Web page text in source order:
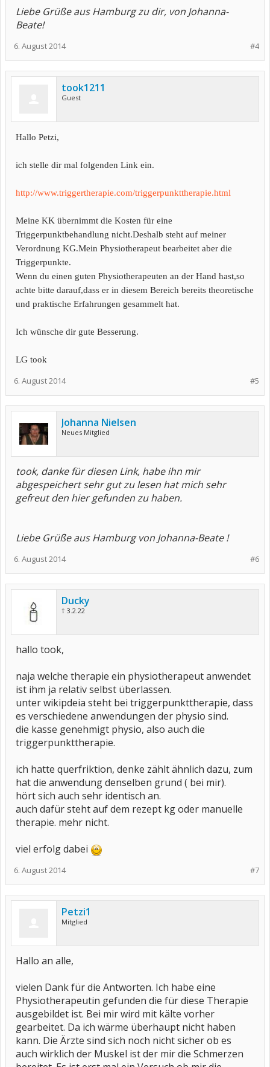
Liebe Grüße aus Hamburg zu dir, von Johanna-
Beate!
#4
6. August 2014
took1211
Guest
Hallo Petzi,
ich stelle dir mal folgenden Link ein.
http://www.triggertherapie.com/triggerpunkttherapie.html
Meine KK übernimmt die Kosten für eine
Triggerpunktbehandlung nicht.Deshalb steht auf meiner
Verordnung KG.Mein Physiotherapeut bearbeitet aber die
Triggerpunkte.
Wenn du einen guten Physiotherapeuten an der Hand hast,so
achte bitte darauf,dass er in diesem Bereich bereits theoretische
und praktische Erfahrungen gesammelt hat.
Ich wünsche dir gute Besserung.
LG took
#5
6. August 2014
Johanna Nielsen
Neues Mitglied
took, danke für diesen Link, habe ihn mir
abgespeichert sehr gut zu lesen hat mich sehr
gefreut den hier gefunden zu haben.
Liebe Grüße aus Hamburg von Johanna-Beate !
#6
6. August 2014
Ducky
† 3.2.22
hallo took,
naja welche therapie ein physiotherapeut anwendet
ist ihm ja relativ selbst überlassen.
unter wikipdeia steht bei triggerpunkttherapie, dass
es verschiedene anwendungen der physio sind.
die kasse genehmigt physio, also auch die
triggerpunkttherapie.
ich hatte querfriktion, denke zählt ähnlich dazu, zum
hat die anwendung denselben grund ( bei mir).
hört sich auch sehr identisch an.
auch dafür steht auf dem rezept kg oder manuelle
therapie. mehr nicht.
viel erfolg dabei
#7
6. August 2014
Petzi1
Mitglied
Hallo an alle,
vielen Dank für die Antworten. Ich habe eine
Physiotherapeutin gefunden die für diese Therapie
ausgebildet ist. Bei mir wird mit kälte vorher
gearbeitet. Da ich wärme überhaupt nicht haben
kann. Die Ärzte sind sich noch nicht sicher ob es
auch wirklich der Muskel ist der mir die Schmerzen